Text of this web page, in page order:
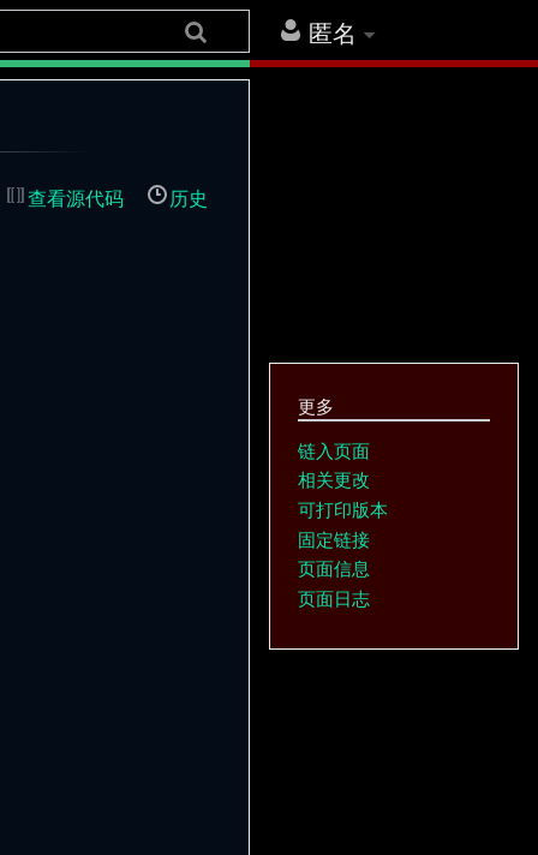
匿名
查看源代码 历史
更多
链入页面
相关更改
可打印版本
固定链接
页面信息
页面日志